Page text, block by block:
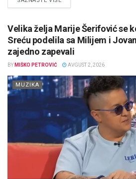
Velika želja Marije Šerifović se
Sreću podelila sa Milijem i
zajedno zapevali
BY MIŠKO PETROVIĆ AVGUST 2, 2026
MUZIKA